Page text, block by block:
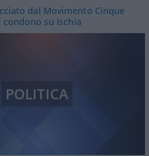
dal Movimento Cinque
condono su Ischia
POLITICA